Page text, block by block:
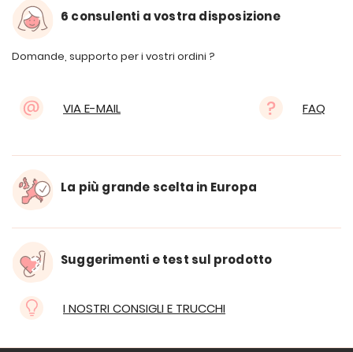
6 consulenti a vostra disposizione
Domande, supporto per i vostri ordini ?
VIA E-MAIL FAQ
La più grande scelta in Europa
Suggerimenti e test sul prodotto
I NOSTRI CONSIGLI E TRUCCHI